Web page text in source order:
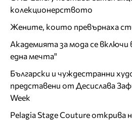
колекционерството
Жените, които превърнаха
Академията за мода се включи
една мечта"
Български и чуждестранни
представени от Десислава
Week
Pelagia Stage Couture открива